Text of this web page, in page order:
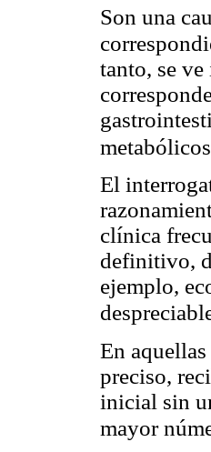
Son una
tanto, se
El
clínica
definitivo,
ejemplo,
En
preciso,
inicial sin
mayor